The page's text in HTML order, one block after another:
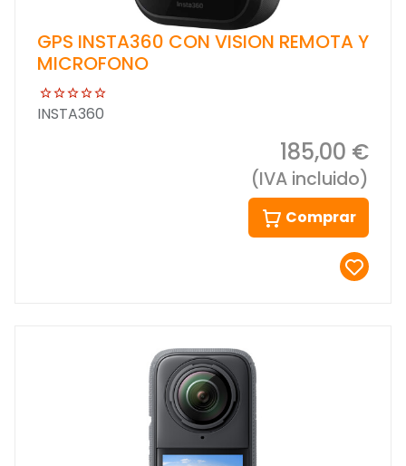
GPS INSTA360 CON VISION REMOTA Y
MICROFONO
INSTA360
185,00 €
(IVA incluido)
Comprar